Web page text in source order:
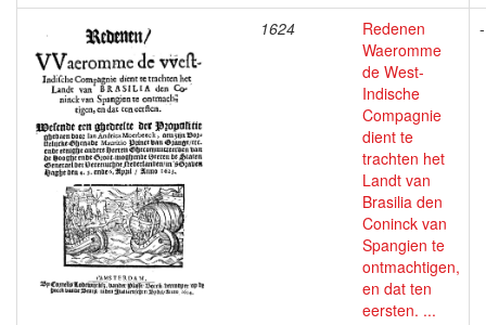
1624
Redenen
Waeromme
de West-
Indische
Compagnie
dient te
trachten het
Landt van
Brasilia den
Coninck van
Spangien te
ontmachtigen,
en dat ten
eersten. ...
-